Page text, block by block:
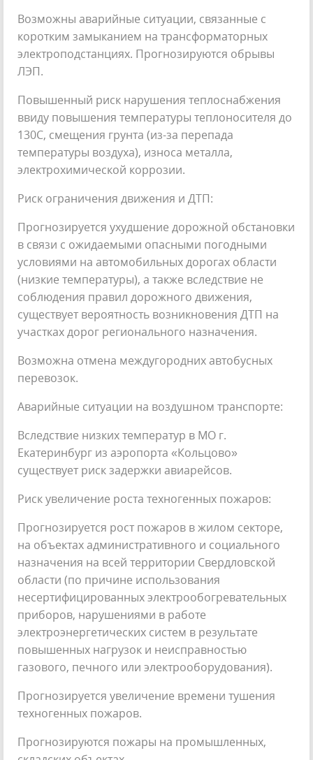
Возможны аварийные ситуации, связанные с
коротким замыканием на трансформаторных
электроподстанциях. Прогнозируются обрывы
ЛЭП.
Повышенный риск нарушения теплоснабжения
ввиду повышения температуры теплоносителя до
130С, смещения грунта (из-за перепада
температуры воздуха), износа металла,
электрохимической коррозии.
Риск ограничения движения и ДТП:
Прогнозируется ухудшение дорожной обстановки
в связи с ожидаемыми опасными погодными
условиями на автомобильных дорогах области
(низкие температуры), а также вследствие не
соблюдения правил дорожного движения,
существует вероятность возникновения ДТП на
участках дорог регионального назначения.
Возможна отмена междугородних автобусных
перевозок.
Аварийные ситуации на воздушном транспорте:
Вследствие низких температур в МО г.
Екатеринбург из аэропорта «Кольцово»
существует риск задержки авиарейсов.
Риск увеличение роста техногенных пожаров:
Прогнозируется рост пожаров в жилом секторе,
на объектах административного и социального
назначения на всей территории Свердловской
области (по причине использования
несертифицированных электрообогревательных
приборов, нарушениями в работе
электроэнергетических систем в результате
повышенных нагрузок и неисправностью
газового, печного или электрооборудования).
Прогнозируется увеличение времени тушения
техногенных пожаров.
Прогнозируются пожары на промышленных,